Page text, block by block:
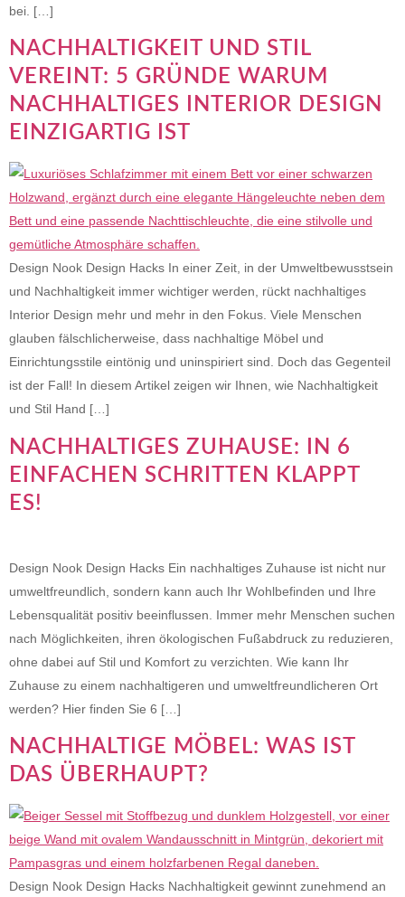
bei. […]
NACHHALTIGKEIT UND STIL
VEREINT: 5 GRÜNDE WARUM
NACHHALTIGES INTERIOR DESIGN
EINZIGARTIG IST
Design Nook Design Hacks In einer Zeit, in der Umweltbewusstsein
und Nachhaltigkeit immer wichtiger werden, rückt nachhaltiges
Interior Design mehr und mehr in den Fokus. Viele Menschen
glauben fälschlicherweise, dass nachhaltige Möbel und
Einrichtungsstile eintönig und uninspiriert sind. Doch das Gegenteil
ist der Fall! In diesem Artikel zeigen wir Ihnen, wie Nachhaltigkeit
und Stil Hand […]
NACHHALTIGES ZUHAUSE: IN 6
EINFACHEN SCHRITTEN KLAPPT
ES!
Design Nook Design Hacks Ein nachhaltiges Zuhause ist nicht nur
umweltfreundlich, sondern kann auch Ihr Wohlbefinden und Ihre
Lebensqualität positiv beeinflussen. Immer mehr Menschen suchen
nach Möglichkeiten, ihren ökologischen Fußabdruck zu reduzieren,
ohne dabei auf Stil und Komfort zu verzichten. Wie kann Ihr
Zuhause zu einem nachhaltigeren und umweltfreundlicheren Ort
werden? Hier finden Sie 6 […]
NACHHALTIGE MÖBEL: WAS IST
DAS ÜBERHAUPT?
Design Nook Design Hacks Nachhaltigkeit gewinnt zunehmend an